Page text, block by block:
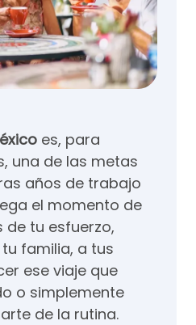
es, para
una de las metas
años de trabajo
el momento de
tu esfuerzo,
familia, a tus
ese viaje que
o simplemente
de la rutina.